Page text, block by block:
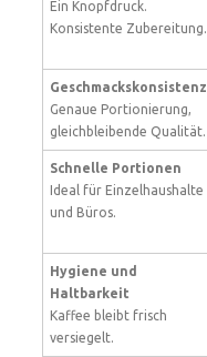
Ein Knopfdruck.
Konsistente Zubereitung.
Geschmackskonsistenz
Genaue Portionierung,
gleichbleibende Qualität.
Schnelle Portionen
Ideal für Einzelhaushalte
und Büros.
Hygiene und
Haltbarkeit
Kaffee bleibt frisch
versiegelt.